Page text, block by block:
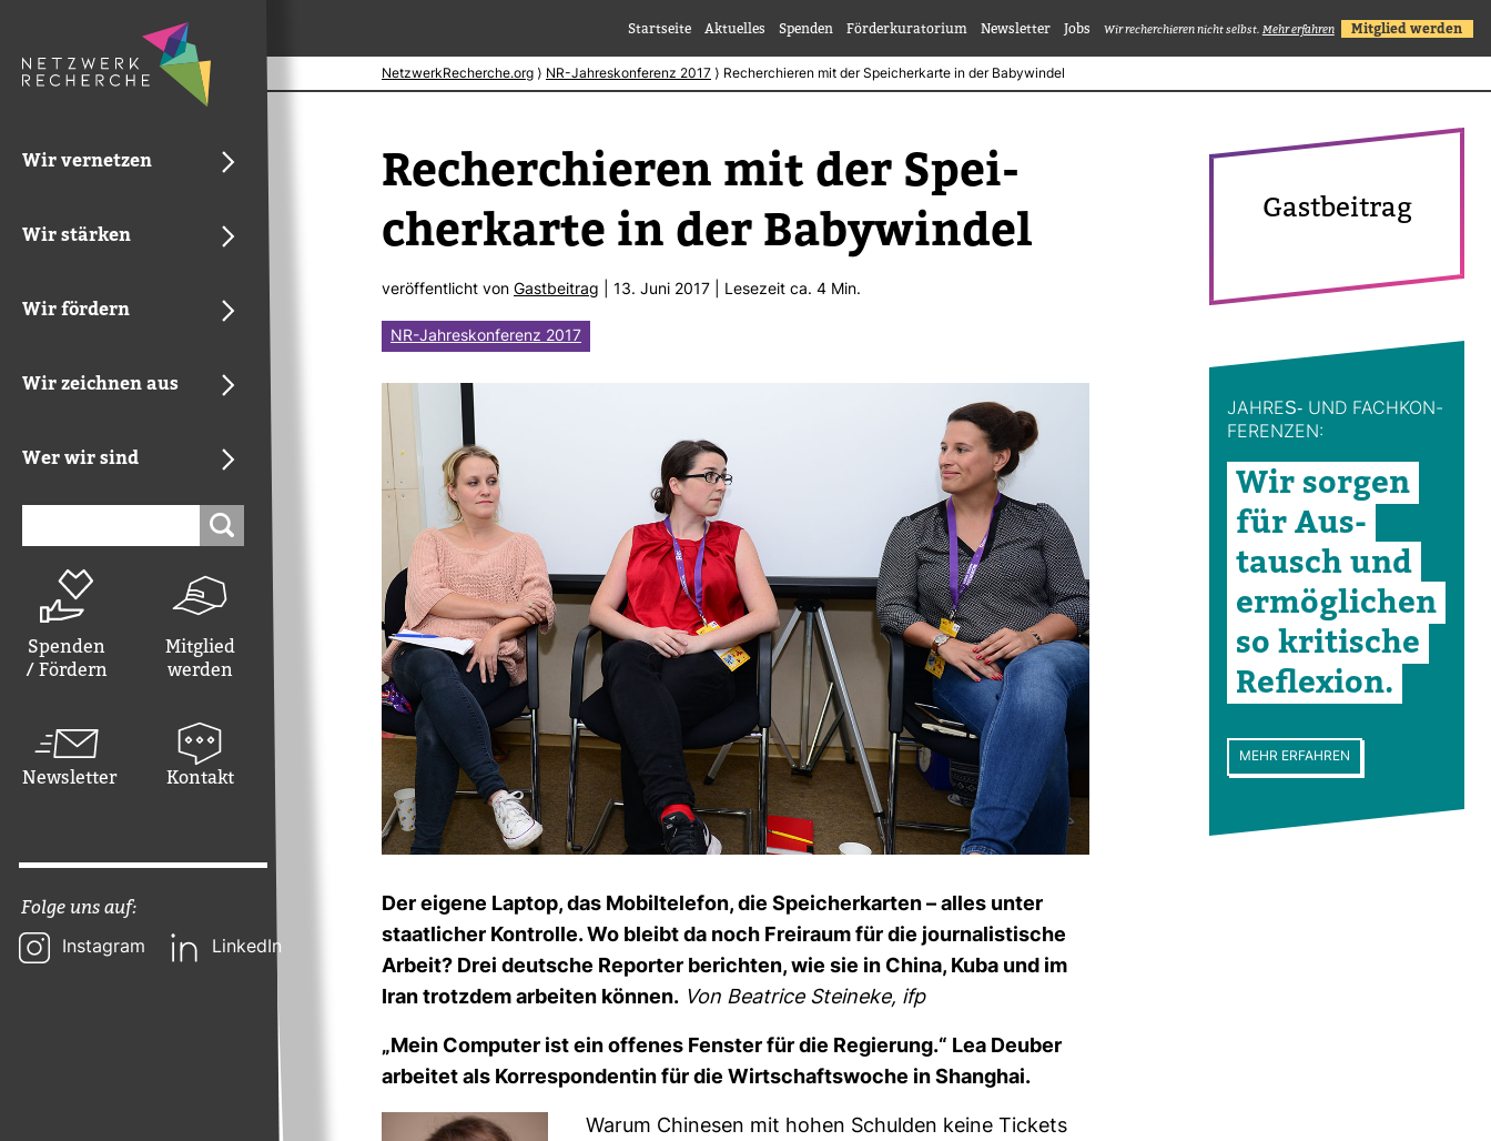
Wir vernetzen
Wir stärken
Wir fördern
Wir zeichnen aus
Wer wir sind
Spenden
/ Fördern
Mitglied
werden
Newsletter Kontakt
Folge uns auf:
Instagram LinkedIn
Startseite Aktuelles Spenden Förderkuratorium Newsletter Jobs Wir recherchieren nicht selbst. Mehr erfahren Mitglied werden
NetzwerkRecherche.org ⟩ NR-Jahreskonferenz 2017 ⟩ Recherchieren mit der Speicherkarte in der Babywindel
Recher­chieren mit der Spei­
cher­karte in der Baby­windel
ver­öf­fent­licht von Gast­bei­trag | 13. Juni 2017 | Lese­zeit ca. 4 Min.
NR-Jahreskonferenz 2017
Der eigene Laptop, das Mobil­te­lefon, die Spei­cher­karten – alles unter
staat­li­cher Kon­trolle. Wo bleibt da noch Frei­raum für die jour­na­lis­ti­sche
Arbeit? Drei deut­sche Reporter berichten, wie sie in China, Kuba und im
Iran trotzdem arbeiten können. Von Bea­trice Stei­neke, ifp
„Mein Com­puter ist ein offenes Fenster für die Regie­rung.“ Lea Deuber
arbeitet als Kor­re­spon­dentin für die Wirt­schafts­woche in Shanghai.
Warum Chi­nesen mit hohen Schulden keine Tickets
Gast­bei­trag
JAHRES-​ UND FACH­KON­
FE­RENZEN:
Wir sorgen
für Aus­
tausch und
ermög­li­chen
so kri­ti­sche
Refle­xion.
MEHR ERFAHREN